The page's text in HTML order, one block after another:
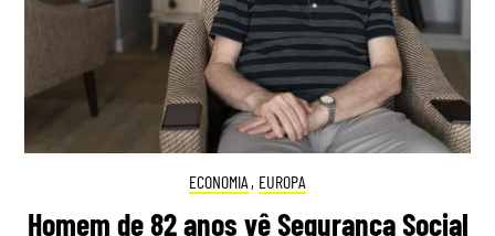
ECONOMIA , EUROPA
Homem de 82 anos vê Segurança Social